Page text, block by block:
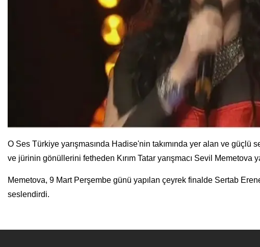
O Ses Türkiye yarışmasında Hadise'nin takımında yer alan ve
ve jürinin gönüllerini fetheden Kırım Tatar yarışmacı Sevil Memetova
Memetova, 9 Mart Perşembe günü yapılan çeyrek finalde Sertab
seslendirdi.